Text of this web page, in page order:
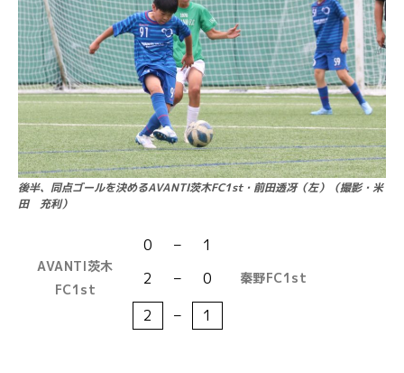
後半、同点ゴールを決めるAVANTI茨木FC1st・前田透冴（左）（撮影・米
田 充利）
0 – 1
AVANTI茨木
FC1st
2 – 0 秦野FC1st
2 – 1